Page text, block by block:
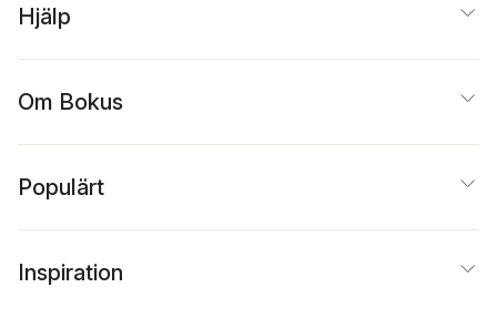
Hjälp
Om Bokus
Populärt
Inspiration